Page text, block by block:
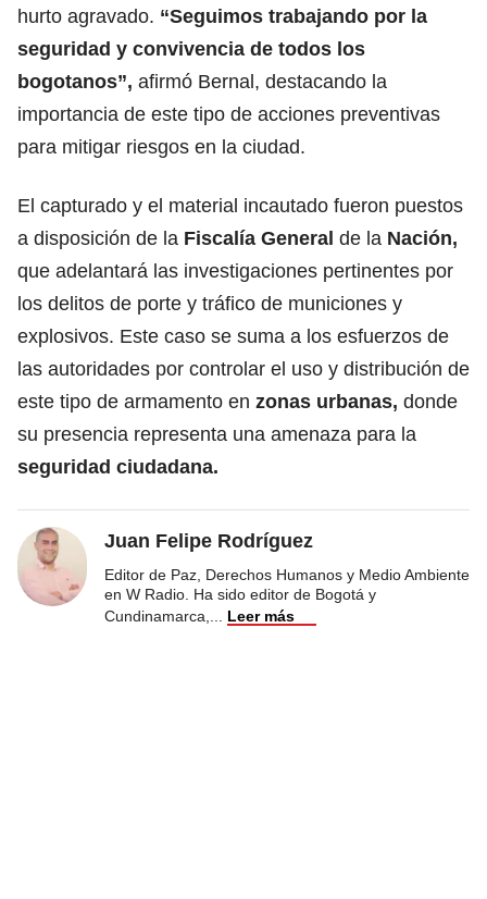
hurto agravado. “Seguimos trabajando por la
seguridad y convivencia de todos los
bogotanos”, afirmó Bernal, destacando la
importancia de este tipo de acciones preventivas
para mitigar riesgos en la ciudad.
El capturado y el material incautado fueron puestos
a disposición de la Fiscalía General de la Nación,
que adelantará las investigaciones pertinentes por
los delitos de porte y tráfico de municiones y
explosivos. Este caso se suma a los esfuerzos de
las autoridades por controlar el uso y distribución de
este tipo de armamento en zonas urbanas, donde
su presencia representa una amenaza para la
seguridad ciudadana.
Juan Felipe Rodríguez
Editor de Paz, Derechos Humanos y Medio Ambiente
en W Radio. Ha sido editor de Bogotá y
Cundinamarca,
Leer más